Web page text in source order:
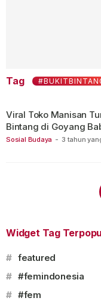
Tag
Sosial Budaya - 3 tahun
Viral Toko Manisan
Bintang di Goyang
Widget Tag
# featured
# #femindonesia
# #fem